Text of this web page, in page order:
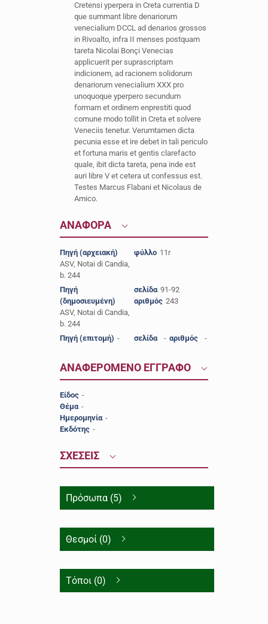
Cretensi yperpera in Creta currentia D
que summant libre denariorum
venecialium DCCL ad denarios grossos
in Rivoalto, infra II menses postquam
tareta Nicolai Bonçi Venecias
applicuerit per suprascriptam
indicionem, ad racionem solidorum
denariorum venecialium XXX pro
unoquoque yperpero secundum
formam et ordinem enprestiti quod
comune modo tollit in Creta et solvere
Veneciis tenetur. Verumtamen dicta
pecunia esse et ire debet in tali periculo
et fortuna maris et gentis clarefacto
quale, ibit dicta tareta, pena inde est
auri libre V et cetera ut confessus est.
Testes Marcus Flabani et Nicolaus de
Amico.
ΑΝΑΦΟΡΑ
Πηγή (αρχειακή)
ASV, Notai di Candia,
b. 244
φύλλο 11r
Πηγή
(δημοσιευμένη)
ASV, Notai di Candia,
b. 244
σελίδα 91-92
αριθμός 243
Πηγή (επιτομή) - σελίδα - αριθμός -
ΑΝΑΦΕΡΟΜΕΝΟ ΕΓΓΡΑΦΟ
Είδος -
Θέμα -
Ημερομηνία -
Εκδότης -
ΣΧΕΣΕΙΣ
Πρόσωπα (5)
Θεσμοί (0)
Τόποι (0)